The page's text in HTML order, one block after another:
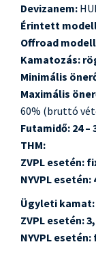
Devizanem:
Érintett
Offroad
Kamatozás:
Minimális
Maximális
60% (bruttó
Futamidő: 24 –
THM:
ZVPL esetén:
NYVPL esetén:
Ügyleti kamat:
ZVPL esetén:
NYVPL esetén: